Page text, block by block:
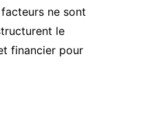
ne sont
le
financier pour